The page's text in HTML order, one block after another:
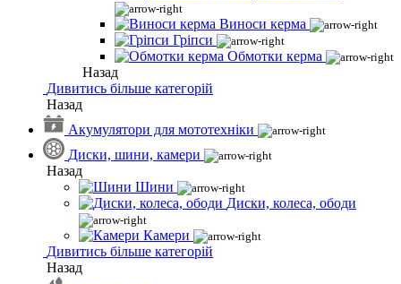
Виноси керма
Гріпси
Обмотки керма
Назад
Дивитись більше категорій
Назад
Акумулятори для мототехніки
Диски, шини, камери
Назад
Шини
Диски, колеса, ободи
Камери
Дивитись більше категорій
Назад